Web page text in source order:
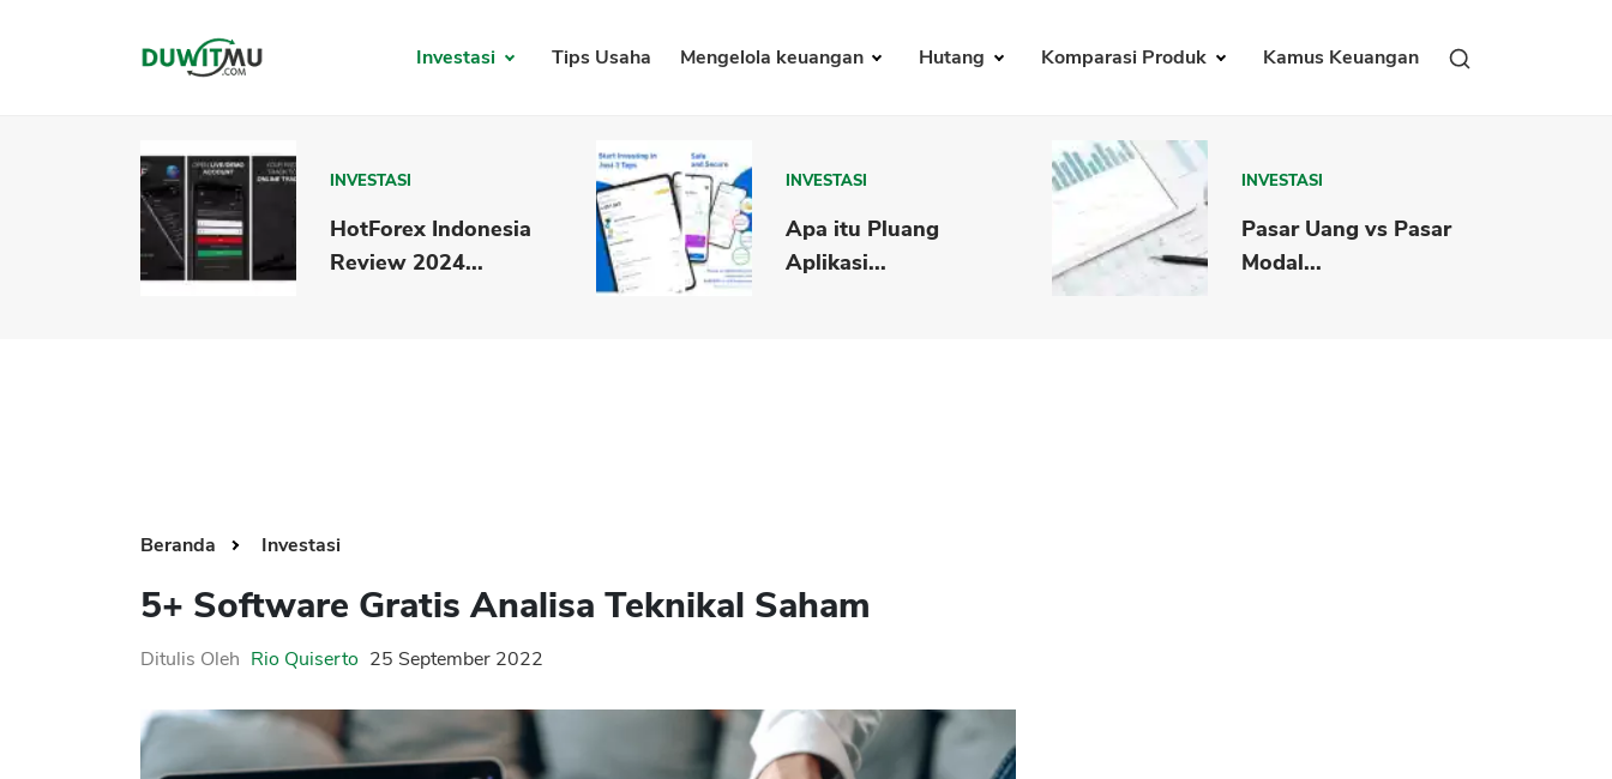
Investasi Tips Usaha Mengelola keuangan Hutang Komparasi Produk Kamus Keuangan
INVESTASI
HotForex Indonesia
Review 2024...
INVESTASI
Apa itu Pluang
Aplikasi...
INVESTASI
Pasar Uang vs Pasar
Modal...
Beranda Investasi
5+ Software Gratis Analisa Teknikal Saham
Ditulis Oleh Rio Quiserto 25 September 2022